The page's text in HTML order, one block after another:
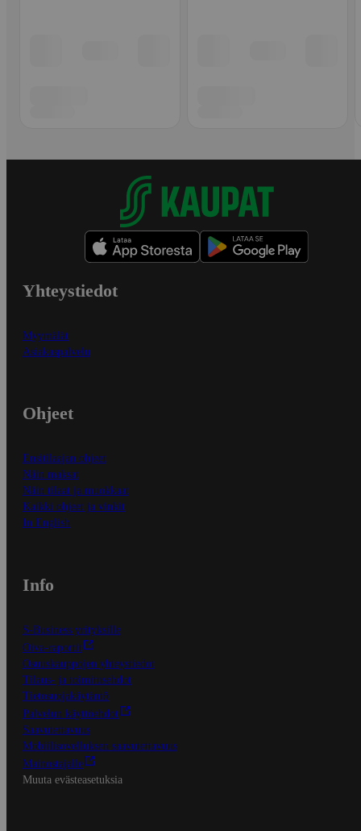
Yhteystiedot
Myymälät
Asiakaspalvelu
Ohjeet
Ensitilaajan ohjeet
Näin maksat
Näin tilaat ja muokkaat
Kaikki ohjeet ja vinkit
In English
Info
S-Business yrityksille
Oiva-raportit
Osuuskauppojen yhteystiedot
Tilaus- ja toimitusehdot
Tietosuojakäytäntö
Palvelun käyttöehdot
Saavutettavuus
Mobiilisovelluksen saavutettavuus
Mainostajalle
Muuta evästeasetuksia